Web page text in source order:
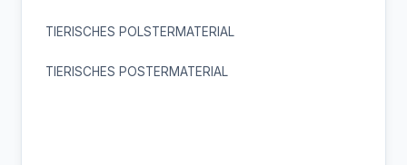
TIERISCHES POLSTERMATERIAL
TIERISCHES POSTERMATERIAL